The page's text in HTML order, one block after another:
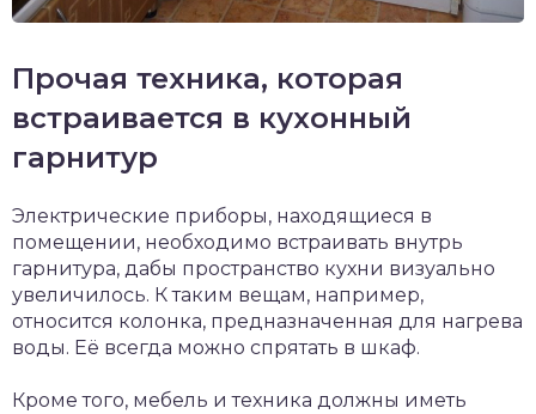
Прочая техника, которая
встраивается в кухонный
гарнитур
Электрические приборы, находящиеся в
помещении, необходимо встраивать внутрь
гарнитура, дабы пространство кухни визуально
увеличилось. К таким вещам, например,
относится колонка, предназначенная для нагрева
воды. Её всегда можно спрятать в шкаф.
Кроме того, мебель и техника должны иметь